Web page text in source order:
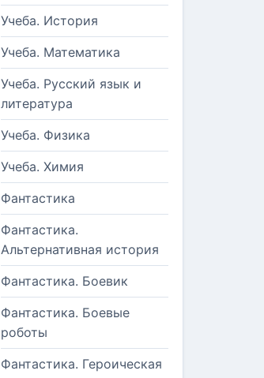
Учеба. История
Учеба. Математика
Учеба. Русский язык и
литература
Учеба. Физика
Учеба. Химия
Фантастика
Фантастика.
Альтернативная история
Фантастика. Боевик
Фантастика. Боевые
роботы
Фантастика. Героическая